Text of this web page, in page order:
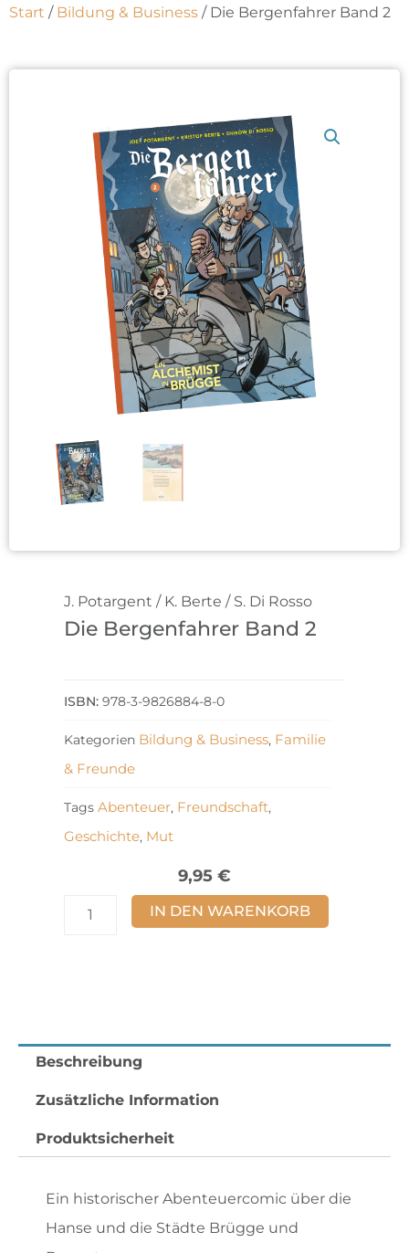
Start / Bildung & Business / Die Bergenfahrer Band 2
J. Potargent / K. Berte / S. Di Rosso
Die Bergenfahrer Band 2
978-3-9826884-8-0
Kategorien Bildung & Business, Familie
& Freunde
Tags Abenteuer, Freundschaft,
Geschichte, Mut
9,95 €
IN DEN WARENKORB
Beschreibung
Zusätzliche Information
Produktsicherheit
Ein historischer Abenteuercomic über die
Hanse und die Städte Brügge und